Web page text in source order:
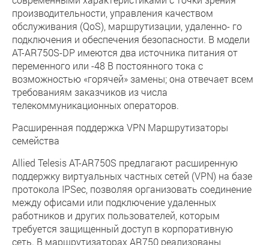
производительности, управления качеством
обслуживания (QoS), маршрутизации, удаленно- го
подключения и обеспечения безопасности. В модели
AT-AR750S-DP имеются два источника питания от
переменного или -48 В постоянного тока с
возможностью «горячей» замены; она отвечает всем
требованиям заказчиков из числа
телекоммуникационных операторов.
Расширенная поддержка VPN Маршрутизаторы
семейства
Allied Telesis AT-AR750S предлагают расширенную
поддержку виртуальных частных сетей (VPN) на базе
протокола IPSec, позволяя организовать соединение
между офисами или подключение удаленных
работников и других пользователей, которым
требуется защищенный доступ в корпоративную
сеть. В маршрутизаторах AR750 реализованы